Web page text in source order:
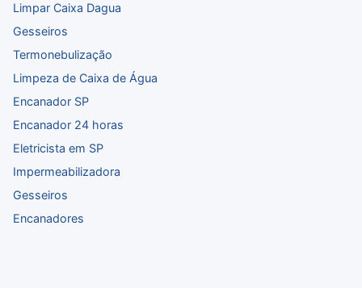
Limpar Caixa Dagua
Gesseiros
Termonebulização
Limpeza de Caixa de Água
Encanador SP
Encanador 24 horas
Eletricista em SP
Impermeabilizadora
Gesseiros
Encanadores